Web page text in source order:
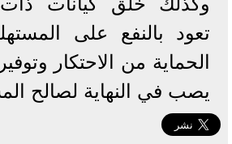
تعود بالنفع على
الحماية من الاحتكار
يصب في النهاية لصالح